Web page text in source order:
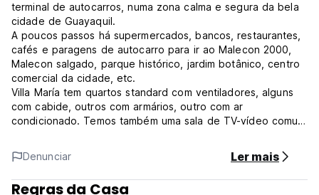
terminal de autocarros, numa zona calma e segura da bela
cidade de Guayaquil.
A poucos passos há supermercados, bancos, restaurantes,
cafés e paragens de autocarro para ir ao Malecon 2000,
Malecon salgado, parque histórico, jardim botânico, centro
comercial da cidade, etc.
Villa María tem quartos standard com ventiladores, alguns
com cabide, outros com armários, outro com ar
condicionado. Temos também uma sala de TV-vídeo comum
pode usar. Oferecemos água e frutas. Há também um
monte de livros que você pode ler sobre lugares turísticos
do país e da cidade, incluindo as Ilhas Galápagos, com
mapas, recomendações de restaurantes, etc.
Denunciar Ler mais
Regras da Casa